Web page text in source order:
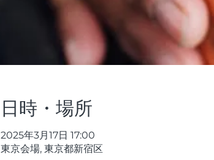
日時・場所
2025年3月17日 17:00
東京会場, 東京都新宿区